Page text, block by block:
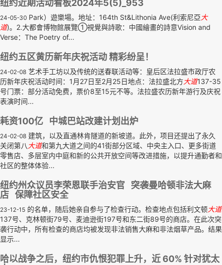
纽约近期活动看板2024年5(5)_953
24-05-30 Park）遊樂場。地址：164th St&Lithonia Ave(利索尼亞大
道)。2.大都會博物館展覽①視覺與詩歌：中國繪畫的詩意Vision and
Verse：The Poetry of...
纽约五区黄历新年庆祝活动 精彩纷呈！
24-02-08 艺术手工坊以及传统的送春联活动等：皇后区法拉盛市政厅农
历新年庆祝活动时间：1月27日至2月25日地点：法拉盛北方大道137-35
号门票：部分活动免费，票价8至15元不等。法拉盛农历新年游行及庆祝
表演时间...
耗资100亿 中城巴站改建计划出炉
24-02-08 建筑，以及直通林肯隧道的新坡道。此外，项目还提出了永久
关闭第八 大道和第九大道之间的41街部分区域、中央主入口、更多街道
零售店、多层室内中庭和新的公共开放空间等改进措施，以提升通勤者和
社区的整体体验...
纽约州众议员李荣恩联手治安官 突袭曼哈顿非法大麻
店 保障社区安全
23-12-15 的名单，随后她亲自参与了检查行动。检查地点包括利文顿大道
137号、克林顿街79号、麦迪逊街197号和东二街89号的商店。在此次突
袭行动中，所有检查的商店均被发现非法销售大麻和非法烟草产品。结果
显示...
哈以战争之后，纽约市仇恨犯罪上升，近 60% 针对犹太